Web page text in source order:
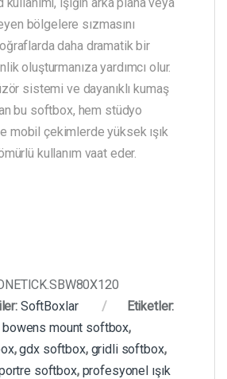
bölgelere sızmasını
daha dramatik bir
oluşturmanıza yardımcı olur.
sistemi ve dayanıklı kumaş
bu softbox, hem stüdyo
mobil çekimlerde yüksek ışık
kullanım vaat eder.
SoftBoxlar
Etiketler:
bowens mount softbox,
,gdx softbox, gridli softbox,
softbox, profesyonel ışık